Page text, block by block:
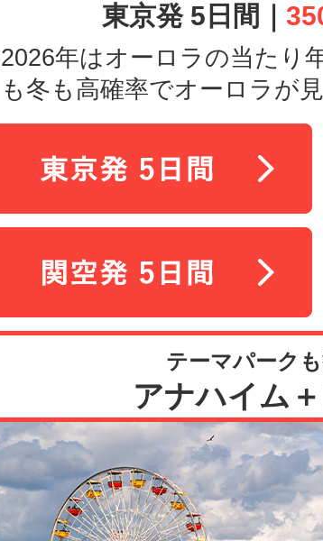
東京発 5日間｜
2026年はオーロラの当たり
も冬も高確率でオーロラが
テーマパーク
アナハイム